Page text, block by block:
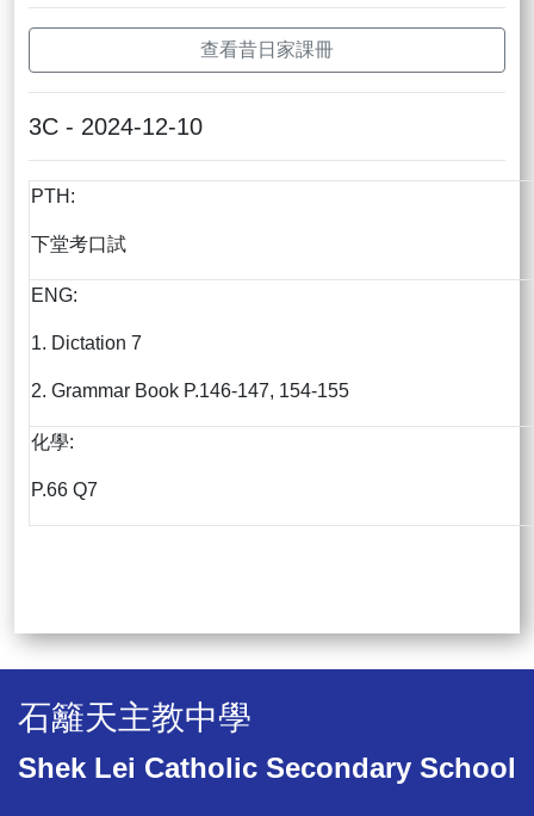
查看昔日家課冊
3C - 2024-12-10
PTH:
下堂考口試
ENG:
1. Dictation 7
2. Grammar Book P.146-147, 154-155
化學:
P.66 Q7
石籬天主教中學
Shek Lei Catholic Secondary School